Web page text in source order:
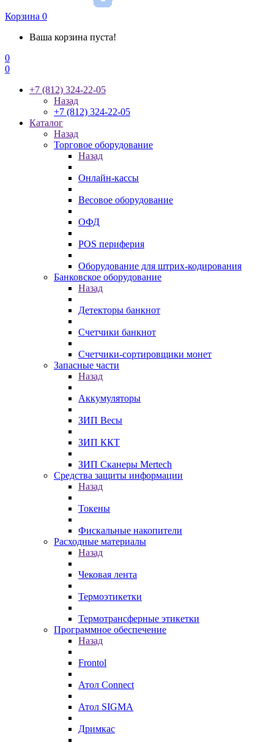
Корзина 0
Ваша корзина пуста!
0
0
+7 (812) 324-22-05
Назад
+7 (812) 324-22-05
Каталог
Назад
Торговое оборудование
Назад
Онлайн-кассы
Весовое оборудование
ОФД
POS периферия
Оборудование для штрих-кодирования
Банковское оборудование
Назад
Детекторы банкнот
Счетчики банкнот
Счетчики-сортировщики монет
Запасные части
Назад
Аккумуляторы
ЗИП Весы
ЗИП ККТ
ЗИП Сканеры Mertech
Средства защиты информации
Назад
Токены
Фискальные накопители
Расходные материалы
Назад
Чековая лента
Термоэтикетки
Термотрансферные этикетки
Программное обеспечение
Назад
Frontol
Атол Connect
Атол SIGMA
Дримкас